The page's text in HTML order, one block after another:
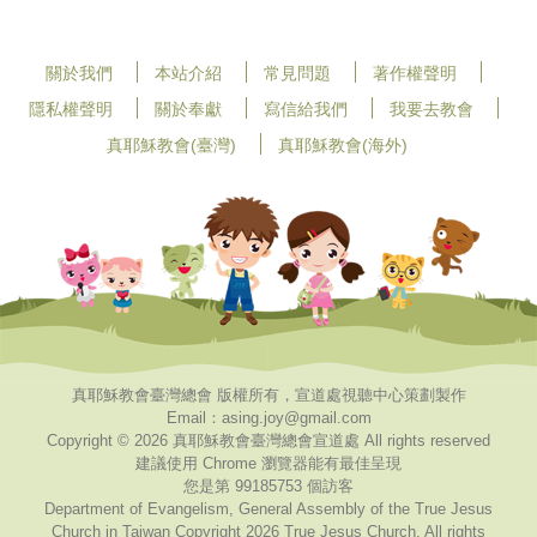
關於我們 本站介紹 常見問題
著作權聲明
隱私權聲明
關於奉獻 寫信給我們
我要去教會
真耶穌教會(臺灣)
真耶穌教會(海外)
真耶穌教會臺灣總會 版權所有，宣道處視聽中心策劃製作
Email：asing.joy@gmail.com
Copyright © 2026 真耶穌教會臺灣總會宣道處 All rights reserved
建議使用 Chrome 瀏覽器能有最佳呈現
您是第 99185753 個訪客
Department of Evangelism, General Assembly of the True Jesus
Church in Taiwan Copyright 2026 True Jesus Church. All rights